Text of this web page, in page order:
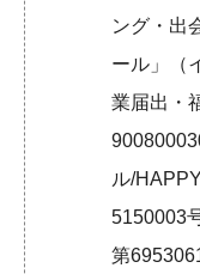
ング・出
ール」（
業届出・
ル/
5150003
第